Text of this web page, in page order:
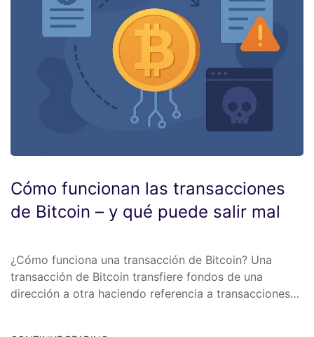
Cómo funcionan las transacciones
de Bitcoin – y qué puede salir mal
¿Cómo funciona una transacción de Bitcoin? Una
transacción de Bitcoin transfiere fondos de una
dirección a otra haciendo referencia a transacciones…